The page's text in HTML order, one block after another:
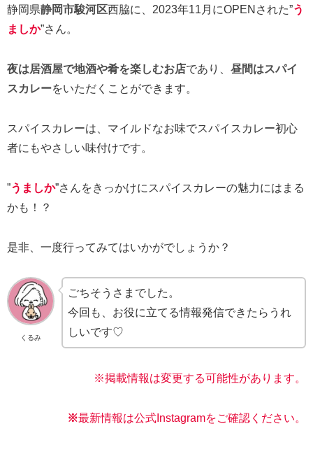
静岡県静岡市駿河区西脇に、2023年11月にOPENされた”う
ましか”さん。
夜は居酒屋で地酒や肴を楽しむお店であり、 昼間はスパイ
スカレーをいただくことができます。
スパイスカレーは、マイルドなお味でスパイスカレー初心
者にもやさしい味付けです。
”うましか”さんをきっかけにスパイスカレーの魅力にはまる
かも！？
是非、一度行ってみてはいかがでしょうか？
くるみ
ごちそうさまでした。
今回も、お役に立てる情報発信できたらうれ
しいです♡
※掲載情報は変更する可能性があります。
※最新情報は公式Instagramをご確認く ださい。